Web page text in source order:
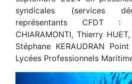
syndicales (services
représentants CFDT :
CHIARAMONTI, Thierry
Stéphane KERAUDRAN
Lycées Professionnels